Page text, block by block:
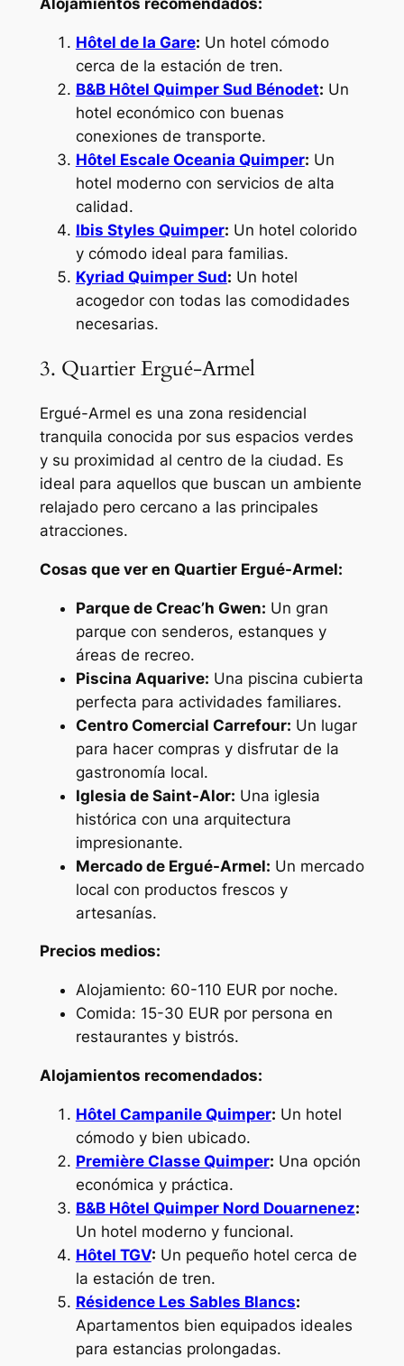
Hôtel de la Gare: Un hotel cómodo
cerca de la estación de tren.
B&B Hôtel Quimper Sud Bénodet: Un
hotel económico con buenas
conexiones de transporte.
Hôtel Escale Oceania Quimper: Un
hotel moderno con servicios de alta
calidad.
Ibis Styles Quimper: Un hotel colorido
y cómodo ideal para familias.
Kyriad Quimper Sud: Un hotel
acogedor con todas las comodidades
necesarias.
3. Quartier Ergué-Armel
Ergué-Armel es una zona residencial
tranquila conocida por sus espacios verdes
y su proximidad al centro de la ciudad. Es
ideal para aquellos que buscan un ambiente
relajado pero cercano a las principales
atracciones.
Cosas que ver en Quartier Ergué-Armel:
Parque de Creac’h Gwen: Un gran
parque con senderos, estanques y
áreas de recreo.
Piscina Aquarive: Una piscina cubierta
perfecta para actividades familiares.
Centro Comercial Carrefour: Un lugar
para hacer compras y disfrutar de la
gastronomía local.
Iglesia de Saint-Alor: Una iglesia
histórica con una arquitectura
impresionante.
Mercado de Ergué-Armel: Un mercado
local con productos frescos y
artesanías.
Precios medios:
Alojamiento: 60-110 EUR por noche.
Comida: 15-30 EUR por persona en
restaurantes y bistrós.
Alojamientos recomendados:
Hôtel Campanile Quimper: Un hotel
cómodo y bien ubicado.
Première Classe Quimper: Una opción
económica y práctica.
B&B Hôtel Quimper Nord Douarnenez:
Un hotel moderno y funcional.
Hôtel TGV: Un pequeño hotel cerca de
la estación de tren.
Résidence Les Sables Blancs:
Apartamentos bien equipados ideales
para estancias prolongadas.